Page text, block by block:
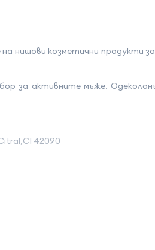
нишови козметични продукти
за активните мъже.
42090